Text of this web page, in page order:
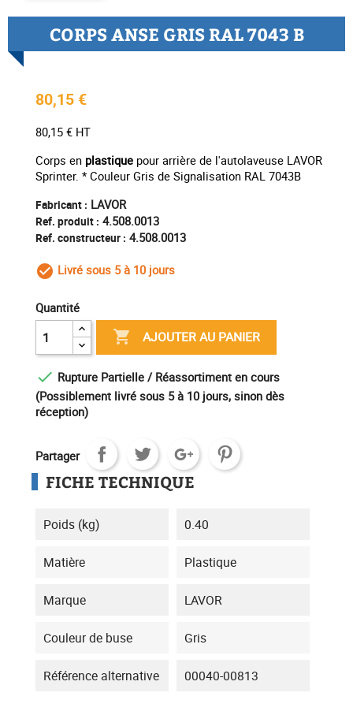
CORPS ANSE GRIS RAL 7043 B
80,15 €
80,15 € HT
Corps en plastique pour arrière de l'autolaveuse LAVOR
Sprinter. * Couleur Gris de Signalisation RAL 7043B
Fabricant : LAVOR
Ref. produit : 4.508.0013
Ref. constructeur : 4.508.0013
check_circle_outline
Livré sous 5 à 10 jours
Quantité
 AJOUTER AU PANIER
 Rupture Partielle / Réassortiment en cours
(Possiblement livré sous 5 à 10 jours, sinon dès
réception)
Partager
FICHE TECHNIQUE
Poids (kg) 0.40
Matière Plastique
Marque LAVOR
Couleur de buse Gris
Référence alternative 00040-00813